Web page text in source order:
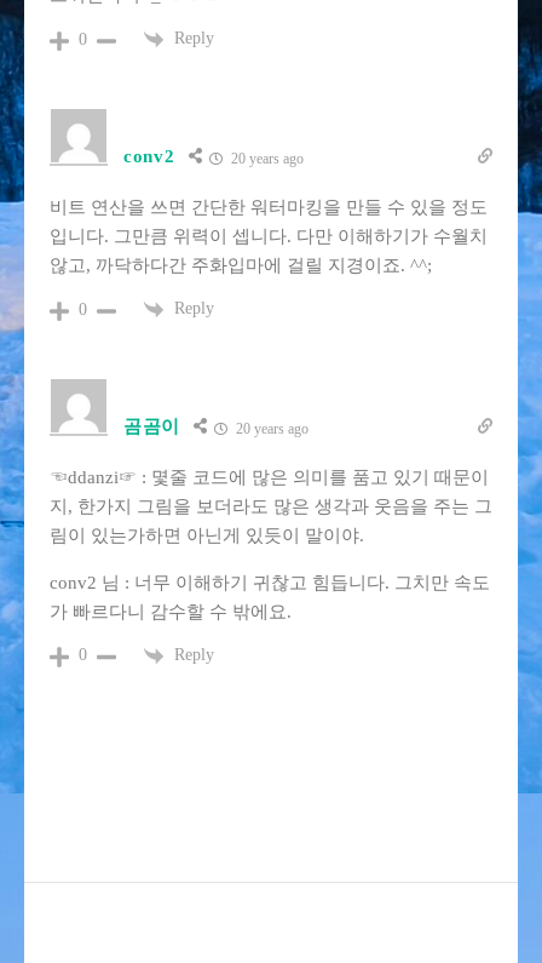
0 Reply
conv2 20 years ago
비트 연산을 쓰면 간단한 워터마킹을 만들 수 있을 정도
입니다. 그만큼 위력이 셉니다. 다만 이해하기가 수월치
않고, 까닥하다간 주화입마에 걸릴 지경이죠. ^^;
0 Reply
곰곰이 20 years ago
☜ddanzi☞ : 몇줄 코드에 많은 의미를 품고 있기 때문이
지, 한가지 그림을 보더라도 많은 생각과 웃음을 주는 그
림이 있는가하면 아닌게 있듯이 말이야.
conv2 님 : 너무 이해하기 귀찮고 힘듭니다. 그치만 속도
가 빠르다니 감수할 수 밖에요.
0 Reply